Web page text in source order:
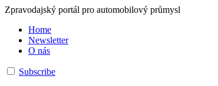
Zpravodajský portál pro automobilový průmysl
Home
Newsletter
O nás
Subscribe